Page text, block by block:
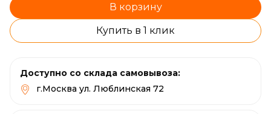
В корзину
Купить в 1 клик
Доступно со склада самовывоза:
г.Москва ул. Люблинская 72